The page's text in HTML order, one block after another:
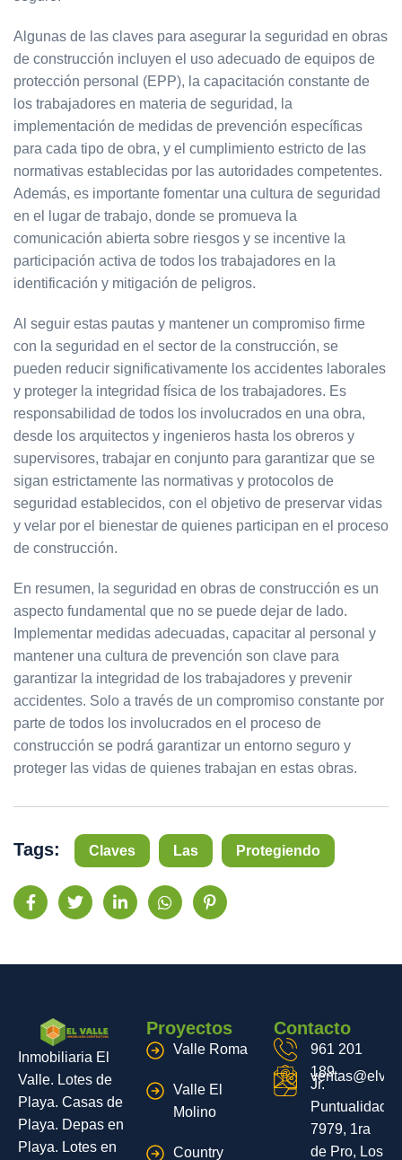
Algunas de las claves para asegurar la seguridad en obras
de construcción incluyen el uso adecuado de equipos de
protección personal (EPP), la capacitación constante de
los trabajadores en materia de seguridad, la
implementación de medidas de prevención específicas
para cada tipo de obra, y el cumplimiento estricto de las
normativas establecidas por las autoridades competentes.
Además, es importante fomentar una cultura de seguridad
en el lugar de trabajo, donde se promueva la
comunicación abierta sobre riesgos y se incentive la
participación activa de todos los trabajadores en la
identificación y mitigación de peligros.
Al seguir estas pautas y mantener un compromiso firme
con la seguridad en el sector de la construcción, se
pueden reducir significativamente los accidentes laborales
y proteger la integridad física de los trabajadores. Es
responsabilidad de todos los involucrados en una obra,
desde los arquitectos y ingenieros hasta los obreros y
supervisores, trabajar en conjunto para garantizar que se
sigan estrictamente las normativas y protocolos de
seguridad establecidos, con el objetivo de preservar vidas
y velar por el bienestar de quienes participan en el proceso
de construcción.
En resumen, la seguridad en obras de construcción es un
aspecto fundamental que no se puede dejar de lado.
Implementar medidas adecuadas, capacitar al personal y
mantener una cultura de prevención son clave para
garantizar la integridad de los trabajadores y prevenir
accidentes. Solo a través de un compromiso constante por
parte de todos los involucrados en el proceso de
construcción se podrá garantizar un entorno seguro y
proteger las vidas de quienes trabajan en estas obras.
Tags: Claves Las Protegiendo
Inmobiliaria El
Valle. Lotes de
Playa. Casas de
Playa. Depas en
Playa. Lotes en
Proyectos
Valle Roma
Valle El
Molino
Country
Contacto
961 201
189
Jr.
Puntualidad
7979, 1ra
de Pro, Los